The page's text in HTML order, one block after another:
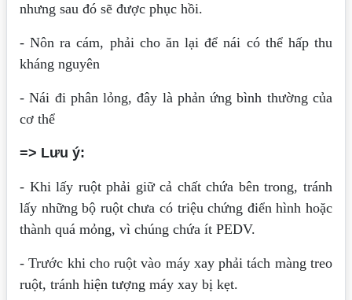
nhưng sau đó sẽ được phục hồi.
- Nôn ra cám, phải cho ăn lại để nái có thể hấp thu
kháng nguyên
- Nái đi phân lỏng, đây là phản ứng bình thường của
cơ thể
=> Lưu ý:
- Khi lấy ruột phải giữ cả chất chứa bên trong, tránh
lấy những bộ ruột chưa có triệu chứng điển hình hoặc
thành quá mỏng, vì chúng chứa ít PEDV.
- Trước khi cho ruột vào máy xay phải tách màng treo
ruột, tránh hiện tượng máy xay bị kẹt.